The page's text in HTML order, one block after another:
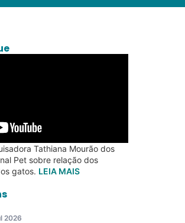
Tathiana Mourão dos
Pet sobre relação dos
gatos. LEIA MAIS
2026